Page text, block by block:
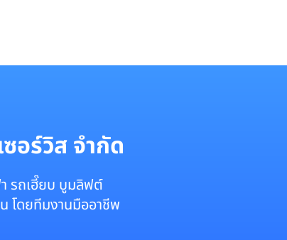
อร์วิส จำกัด
า รถเฮี๊ยบ บูมลิฟต์
โดยทีมงานมืออาชีพ